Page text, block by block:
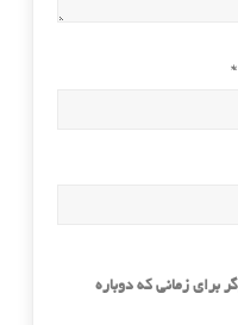
*
برای زمانی که دوباره